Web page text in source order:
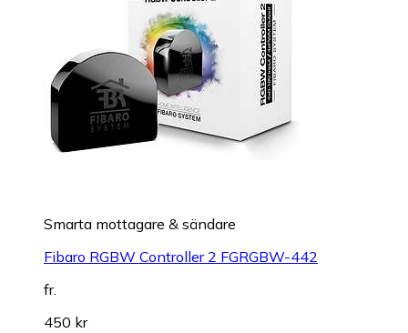
Smarta mottagare & sändare
Fibaro RGBW Controller 2 FGRGBW-442
fr.
450 kr